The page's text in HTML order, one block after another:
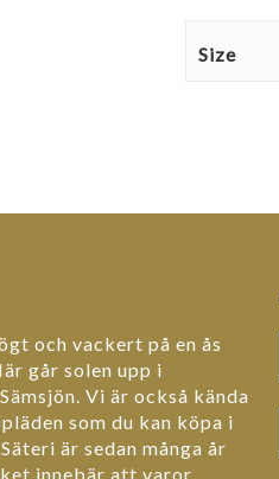
Size
och vackert på en ås
går solen upp i
Vi är också kända
som du kan köpa i
är sedan många år
innebär att varor